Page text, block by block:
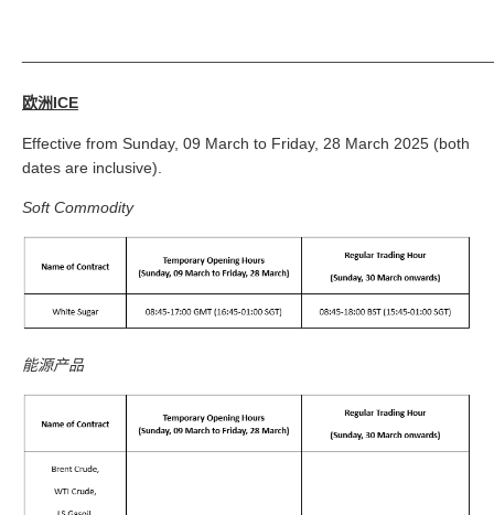
欧洲ICE
Effective from Sunday, 09 March to Friday, 28 March 2025 (both
dates are inclusive).
Soft Commodity
能源产品